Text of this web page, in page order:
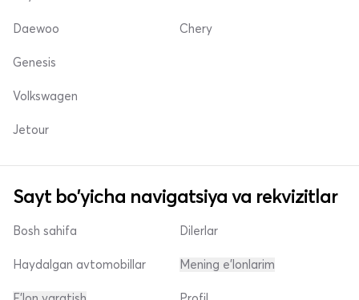
Daewoo Chery
Genesis
Volkswagen
Jetour
Sayt bo'yicha navigatsiya va rekvizitlar
Bosh sahifa
Haydalgan avtomobillar
Dilerlar
Mening e'lonlarim